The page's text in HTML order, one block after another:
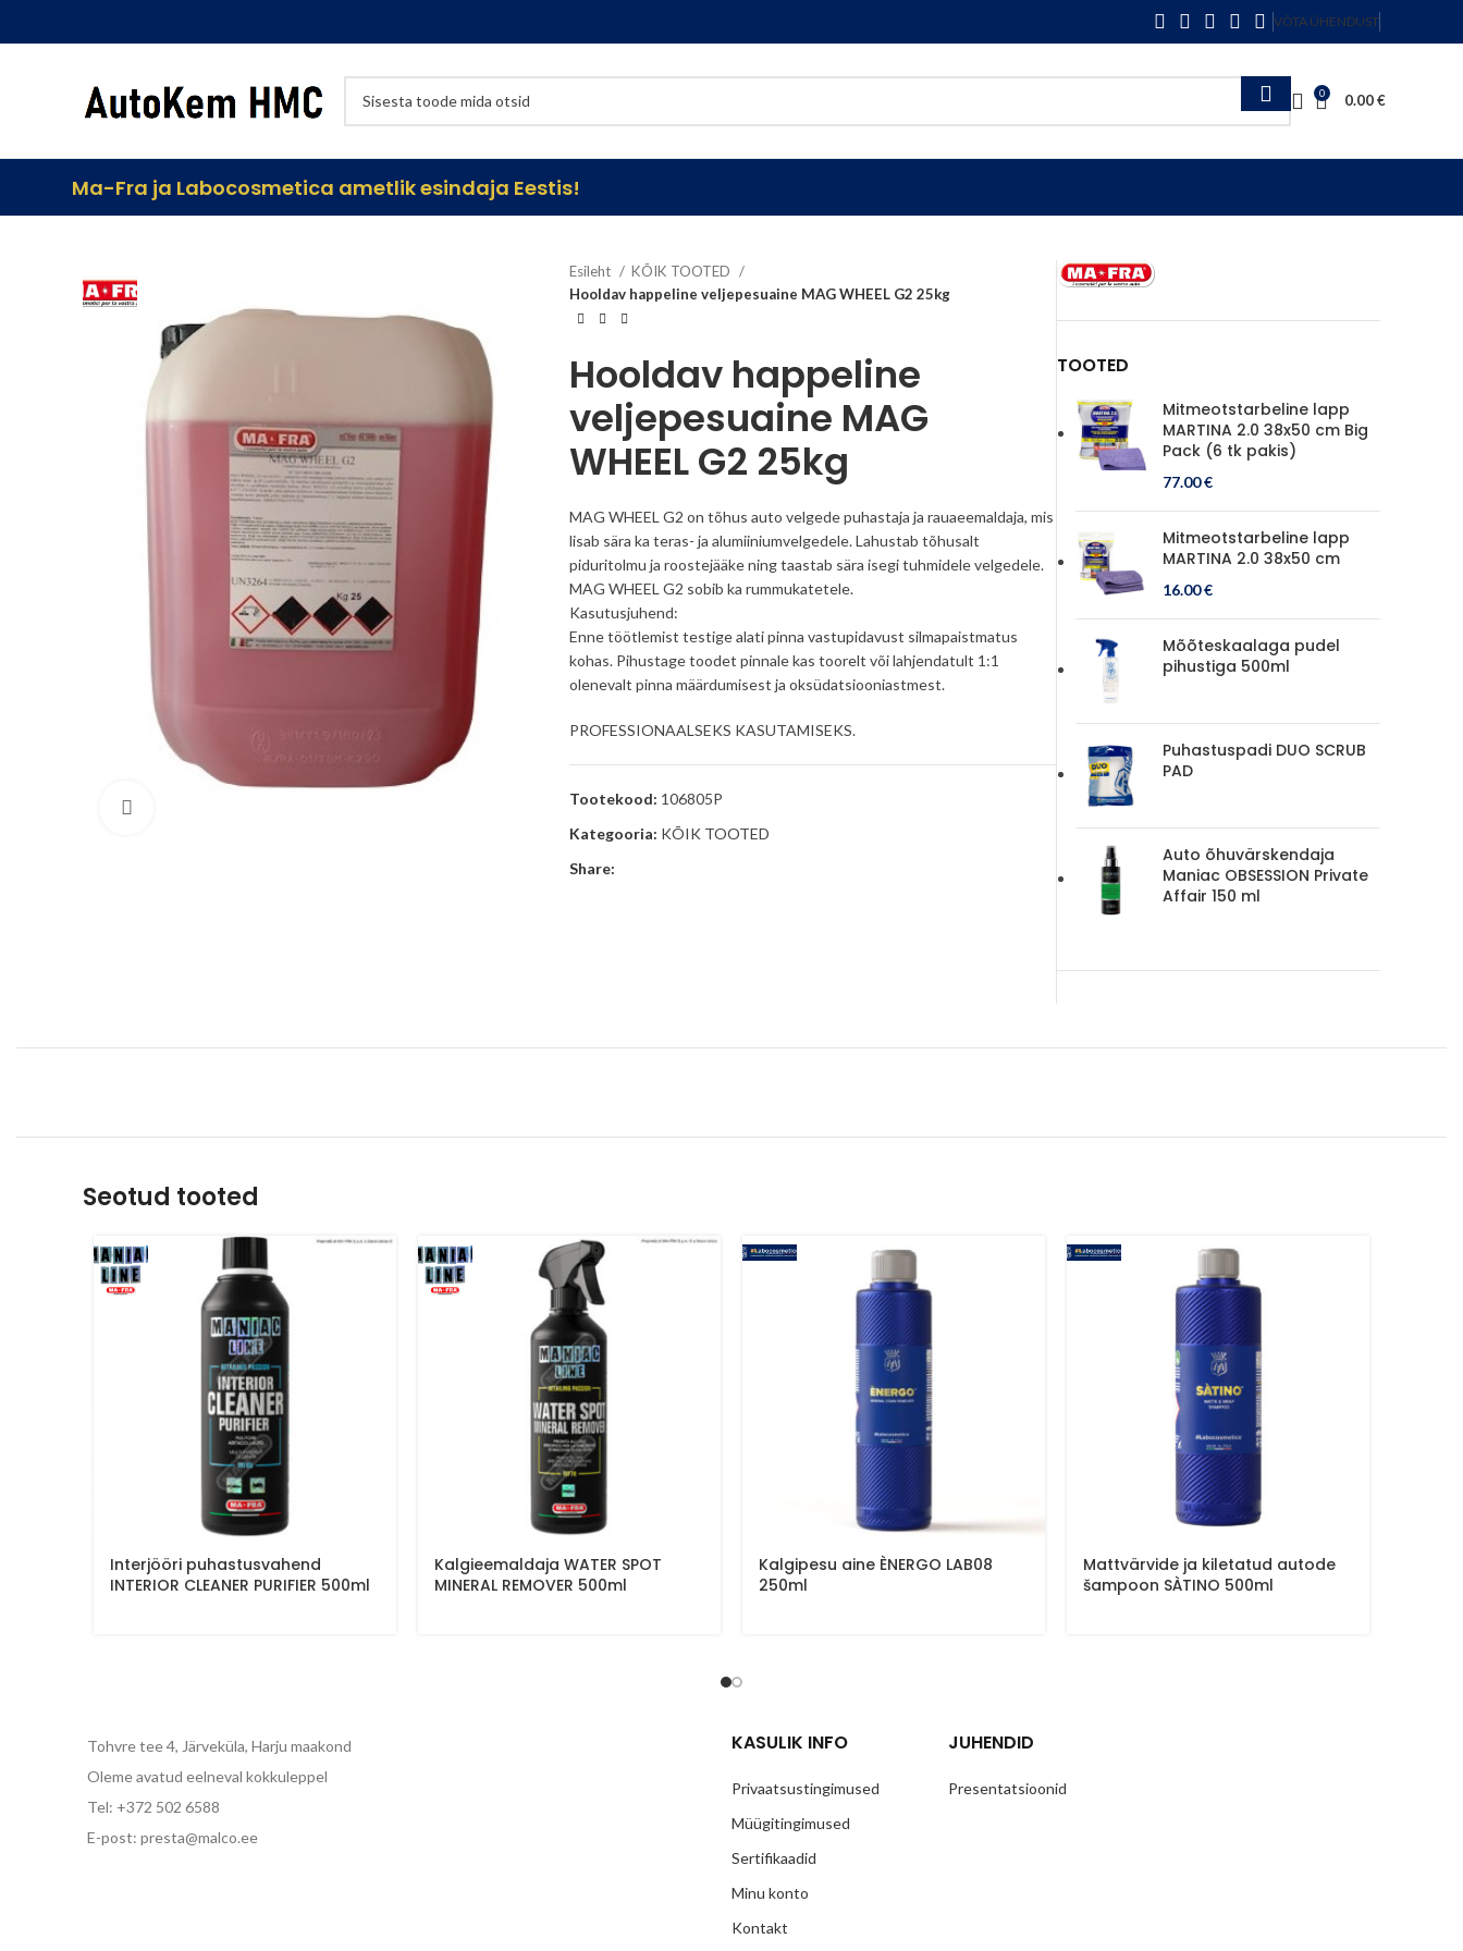
VÕTA ÜHENDUST
0 0.00€
Ma-Fra ja Labocosmetica ametlik esindaja Eestis!
Esileht
KÕIK TOOTED
Hooldav happeline veljepesuaine MAG WHEEL G2 25kg
Hooldav happeline
veljepesuaine MAG
WHEEL G2 25kg
MAG WHEEL G2 on tõhus auto velgede puhastaja ja rauaeemaldaja, mis
lisab sära ka teras- ja alumiiniumvelgedele. Lahustab tõhusalt
piduritolmu ja roostejääke ning taastab sära isegi tuhmidele velgedele.
MAG WHEEL G2 sobib ka rummukatetele.
Kasutusjuhend:
Enne töötlemist testige alati pinna vastupidavust silmapaistmatus
kohas. Pihustage toodet pinnale kas toorelt või lahjendatult 1:1
olenevalt pinna määrdumisest ja oksüdatsiooniastmest.
PROFESSIONAALSEKS KASUTAMISEKS.
Tootekood: 106805P
Kategooria: KÕIK TOOTED
Share:
TOOTED
Mitmeotstarbeline lapp
MARTINA 2.0 38x50 cm Big
Pack (6 tk pakis)
77.00€
Mitmeotstarbeline lapp
MARTINA 2.0 38x50 cm
16.00€
Mõõteskaalaga pudel
pihustiga 500ml
Puhastuspadi DUO SCRUB
PAD
Auto õhuvärskendaja
Maniac OBSESSION Private
Affair 150 ml
Seotud tooted
Interjööri puhastusvahend
INTERIOR CLEANER PURIFIER 500ml
Kalgieemaldaja WATER SPOT
MINERAL REMOVER 500ml
Kalgipesu aine ÈNERGO LAB08
250ml
Mattvärvide ja kiletatud autode
šampoon SÀTINO 500ml
Tohvre tee 4, Järveküla, Harju maakond
Oleme avatud eelneval kokkuleppel
Tel: +372 502 6588
E-post: presta@malco.ee
KASULIK INFO
Privaatsustingimused
Müügitingimused
Sertifikaadid
Minu konto
Kontakt
JUHENDID
Presentatsioonid